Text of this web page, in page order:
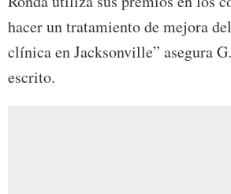
hacer un tratamiento de mejora
clínica en Jacksonville” asegura
escrito.